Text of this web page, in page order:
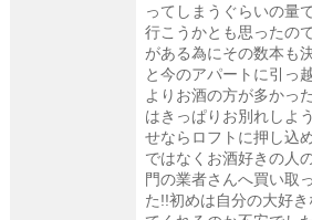
ってしまうぐらいの量
行こうかとも思ったの
がある為にその数本も
と今のアパートに引っ
よりお酒の方が多かっ
はきっぱりお別れしよ
せならロフトに押し込
ではなくお酒好きの人
門の業者さんへ買い取
た!!初めは自分の大好